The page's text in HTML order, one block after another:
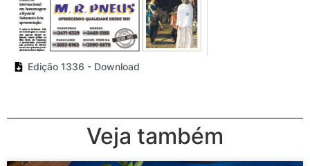
Edição 1336 - Download
Veja também